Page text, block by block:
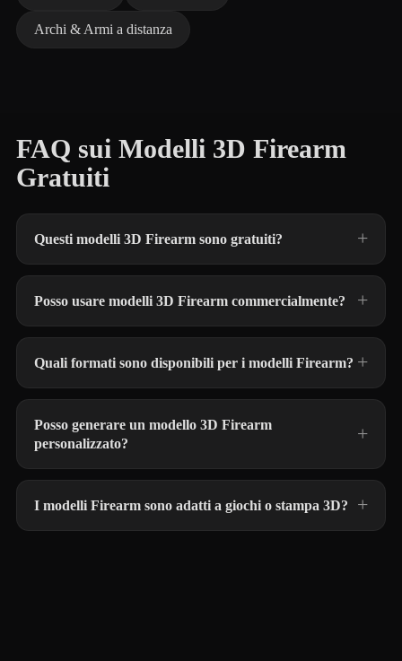
Archi & Armi a distanza
FAQ sui Modelli 3D Firearm
Gratuiti
Questi modelli 3D Firearm sono gratuiti?
Posso usare modelli 3D Firearm commercialmente?
Quali formati sono disponibili per i modelli Firearm?
Posso generare un modello 3D Firearm
personalizzato?
I modelli Firearm sono adatti a giochi o stampa 3D?